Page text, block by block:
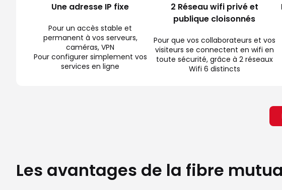
Une adresse IP fixe
Pour un accès stable et
permanent à vos serveurs,
caméras, VPN
Pour configurer simplement vos
services en ligne
2 Réseau wifi privé et
publique cloisonnés
Pour que vos collaborateurs et vos
visiteurs se connectent en wifi en
toute sécurité, grâce à 2 réseaux
Wifi 6 distincts
Les avantages de la fibre